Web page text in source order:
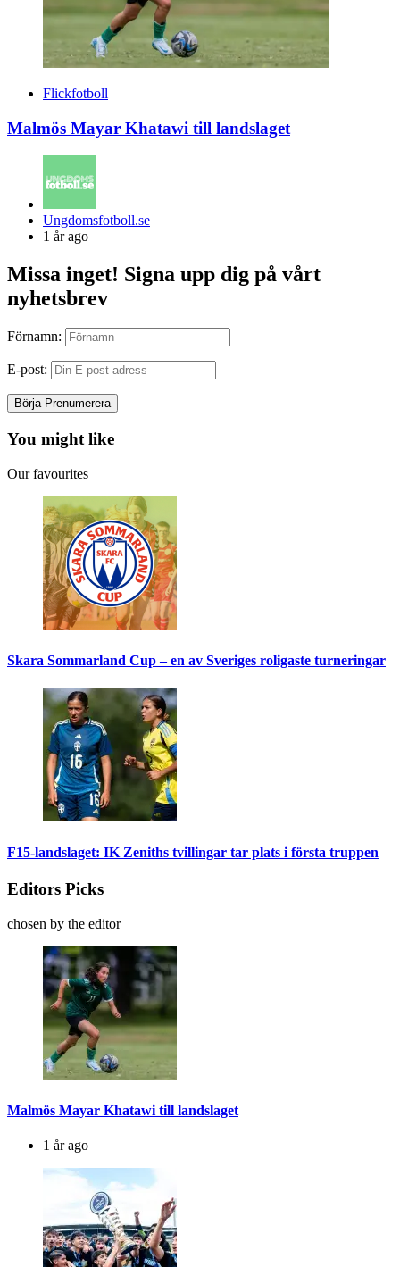
Flickfotboll
Malmös Mayar Khatawi till landslaget
Posted
by
Ungdomsfotboll.se
1 år ago
Missa inget! Signa upp dig på vårt
nyhetsbrev
Förnamn:
E-post:
You might like
Our favourites
Skara Sommarland Cup – en av Sveriges roligaste turneringar
F15-landslaget: IK Zeniths tvillingar tar plats i första truppen
Editors Picks
chosen by the editor
Malmös Mayar Khatawi till landslaget
1 år ago